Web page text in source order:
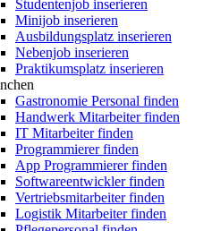
Studentenjob inserieren
Minijob inserieren
Ausbildungsplatz inserieren
Nebenjob inserieren
Praktikumsplatz inserieren
Gastronomie Personal finden
Handwerk Mitarbeiter finden
IT Mitarbeiter finden
Programmierer finden
App Programmierer finden
Softwareentwickler finden
Vertriebsmitarbeiter finden
Logistik Mitarbeiter finden